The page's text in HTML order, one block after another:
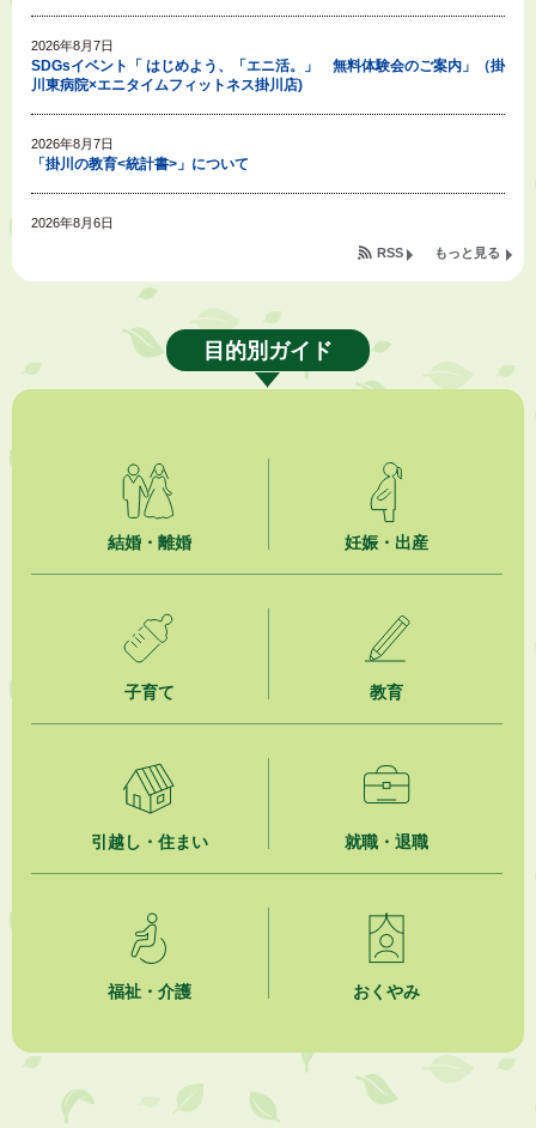
2026年8月7日
SDGsイベント「 はじめよう、「エニ活。」 無料体験会のご案内」（掛
川東病院×エニタイムフィットネス掛川店)
2026年8月7日
「掛川の教育<統計書>」について
2026年8月6日
令和８年度公民館等（大東北公民館、大須賀中央公民館）講座のお知らせ
熱中症対策「クーリングシェルター」の設置について
「お茶を知る・体験する講座」を開催します
2026年8月5日
掛川市広告入り窓口封筒無償提供者募集
市民の勇気ある応急手当に感謝状を贈呈しました
2026年8月4日
夏季休暇期間 開業医等診療予定
「水道カルテ」の公表について
2026年8月3日
【参加者募集】プロ棋士から学ぼう！はじめての将棋教室
もっと見る
RSS
目的別ガイド
結婚・離婚 妊娠・出産
子育て 教育
引越し・住まい 就職・退職
福祉・介護 おくやみ